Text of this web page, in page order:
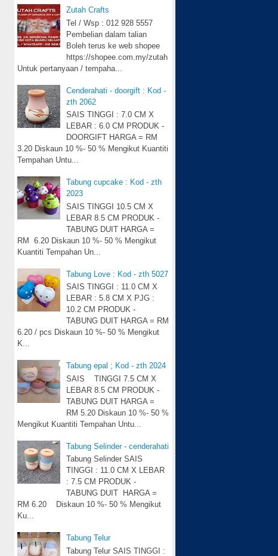
Zutah Crafts
Tel / Wsp : 012 928 5557
Pembelian dalam talian
Boleh terus ke web shopee
https://shopee.com.my/zutah
Untuk pertanyaan / tempaha...
Cenderahati - doorgift : Kod -
zth 2062
SAIS TINGGI : 7.0 CM X
LEBAR : 6.0 CM PRODUK -
DOORGIFT HARGA = RM
3.20 Diskaun 10 %- 50 % Mengikut Kuantiti
Tempahan Untu...
Tabung cupcake : Kod - zth
2023
SAIS TINGGI 10.5 CM X
LEBAR 8.5 CM PRODUK -
TABUNG DUIT HARGA =
RM 6.20 Diskaun 10 %- 50 % Mengikut
Kuantiti Tempahan Un...
Tabung Love : Kod - zth 5027
SAIS TINGGI : 11.0 CM X
LEBAR : 5.8 CM X PJG :
10.2 CM PRODUK -
TABUNG DUIT HARGA = RM
6.20 / pcs Diskaun 10 %- 50 % Mengikut
K...
Tabung epal ; Kod - zth 2024
SAIS TINGGI 7.5 CM X
LEBAR 8.5 CM PRODUK -
TABUNG DUIT HARGA =
RM 5.20 Diskaun 10 %- 50 %
Mengikut Kuantiti Tempahan Untu...
Tabung Selinder - cenderahati
Tabung Selinder SAIS
TINGGI : 11.0 CM X LEBAR
: 7.5 CM PRODUK -
TABUNG DUIT HARGA =
RM 6.20 Diskaun 10 %- 50 % Mengikut
Ku...
Tabung Telur
Tabung Telur SAIS TINGGI :